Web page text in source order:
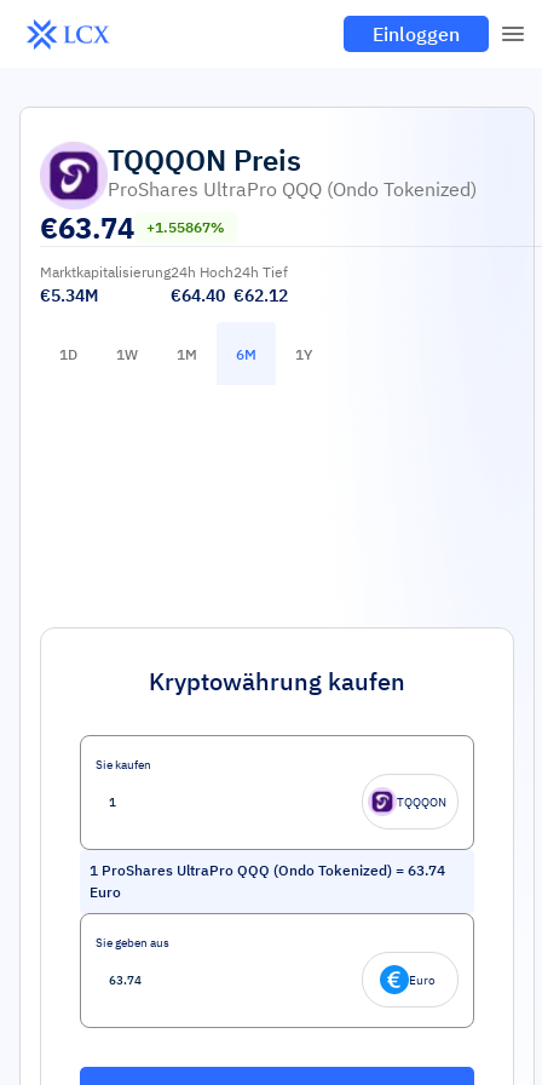
Einloggen
TQQQON Preis
ProShares UltraPro QQQ (Ondo Tokenized)
€63.74 +1.55867%
Marktkapitalisierung
€5.34M
24h Hoch
€64.40
24h Tief
€62.12
1D 1W 1M 6M 1Y
Kryptowährung kaufen
Sie kaufen
TQQQON
1 ProShares UltraPro QQQ (Ondo Tokenized) = 63.74
Euro
Sie geben aus
Euro